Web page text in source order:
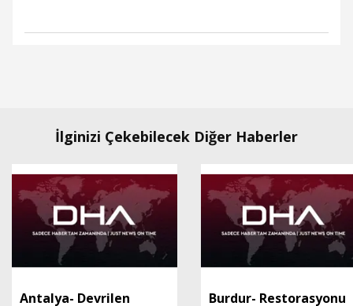
İlginizi Çekebilecek Diğer Haberler
Antalya- Devrilen Burdur- Restorasyonu